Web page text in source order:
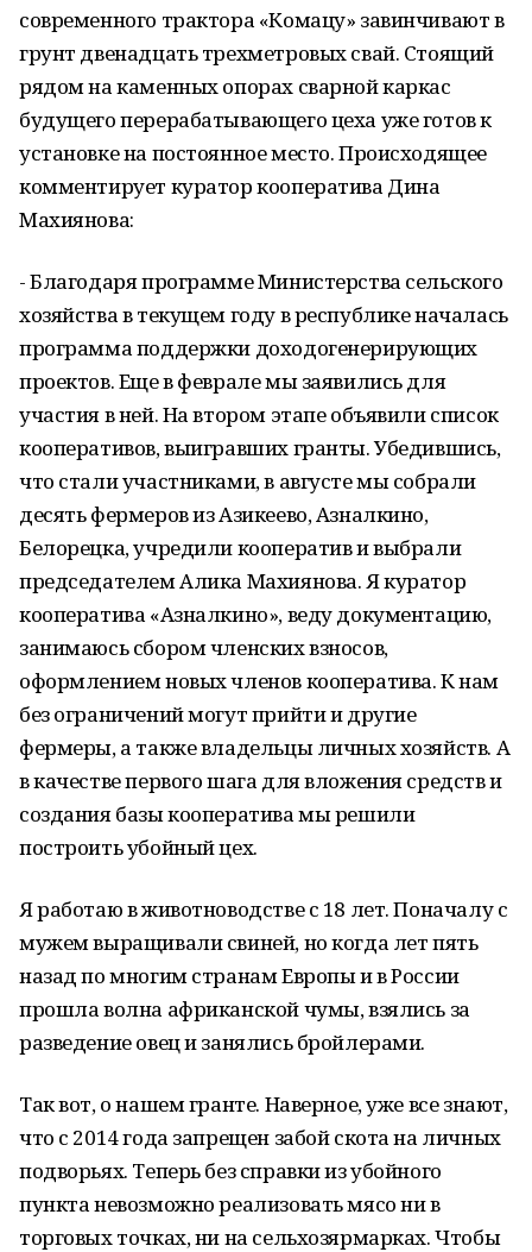
современного трактора «Комацу» завинчивают в
грунт двенадцать трехметровых свай. Стоящий
рядом на каменных опорах сварной каркас
будущего перерабатывающего цеха уже готов к
установке на постоянное место. Происходящее
комментирует куратор кооператива Дина
Махиянова:
- Благодаря программе Министерства сельского
хозяйства в текущем году в республике началась
программа поддержки доходогенерирующих
проектов. Еще в феврале мы заявились для
участия в ней. На втором этапе объявили список
кооперативов, выигравших гранты. Убедившись,
что стали участниками, в августе мы собрали
десять фермеров из Азикеево, Азналкино,
Белорецка, учредили кооператив и выбрали
председателем Алика Махиянова. Я куратор
кооператива «Азналкино», веду документацию,
занимаюсь сбором членских взносов,
оформлением новых членов кооператива. К нам
без ограничений могут прийти и другие
фермеры, а также владельцы личных хозяйств. А
в качестве первого шага для вложения средств и
создания базы кооператива мы решили
построить убойный цех.
Я работаю в животноводстве с 18 лет. Поначалу с
мужем выращивали свиней, но когда лет пять
назад по многим странам Европы и в России
прошла волна африканской чумы, взялись за
разведение овец и занялись бройлерами.
Так вот, о нашем гранте. Наверное, уже все знают,
что с 2014 года запрещен забой скота на личных
подворьях. Теперь без справки из убойного
пункта невозможно реализовать мясо ни в
торговых точках, ни на сельхозярмарках. Чтобы